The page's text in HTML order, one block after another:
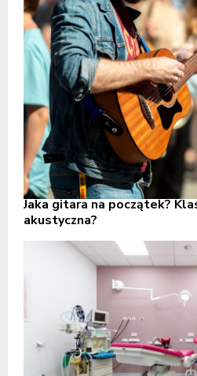
Jaka gitara na początek?
akustyczna?